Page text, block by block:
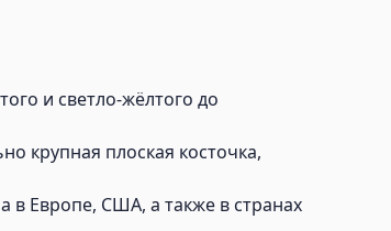
и светло-жёлтого до
крупная плоская косточка,
в Европе, США, а также в странах